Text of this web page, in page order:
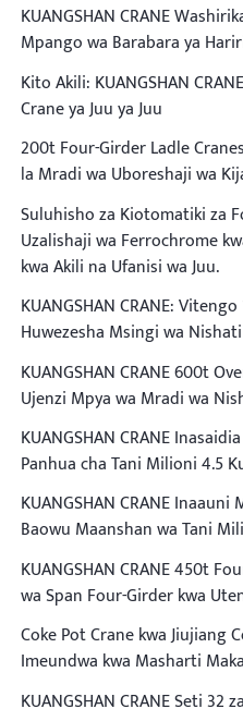
KUANGSHAN CRANE
Mpango wa Barabara ya
Kito Akili: KUANGSHAN
Crane ya Juu ya Juu
200t Four-Girder Ladle
la Mradi wa Uboreshaji wa
Suluhisho za Kiotomatiki za
Uzalishaji wa Ferrochrome
kwa Akili na Ufanisi wa Juu.
KUANGSHAN CRANE:
Huwezesha Msingi wa
KUANGSHAN CRANE 600t
Ujenzi Mpya wa Mradi wa
KUANGSHAN CRANE
Panhua cha Tani Milioni 4.5
KUANGSHAN CRANE
Baowu Maanshan wa Tani
KUANGSHAN CRANE 450t
wa Span Four-Girder kwa
Coke Pot Crane kwa Jiujiang
Imeundwa kwa Masharti
KUANGSHAN CRANE Seti 32